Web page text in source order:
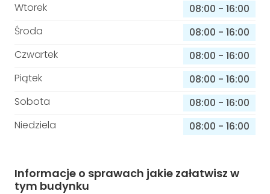
Wtorek
08:00 - 16:00
Środa
08:00 - 16:00
Czwartek
08:00 - 16:00
Piątek
08:00 - 16:00
Sobota
08:00 - 16:00
Niedziela
08:00 - 16:00
Informacje o sprawach jakie załatwisz w
tym budynku